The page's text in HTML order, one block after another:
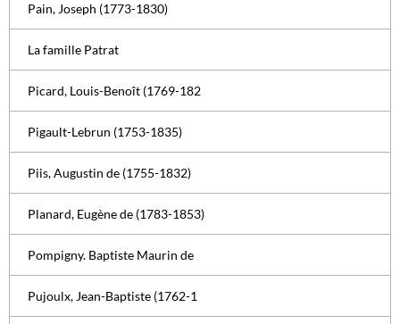
Pain, Joseph (1773-1830)
La famille Patrat
Picard, Louis-Benoît (1769-182
Pigault-Lebrun (1753-1835)
Piis, Augustin de (1755-1832)
Planard, Eugène de (1783-1853)
Pompigny. Baptiste Maurin de
Pujoulx, Jean-Baptiste (1762-1